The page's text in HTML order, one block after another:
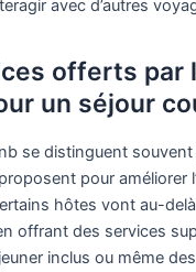
avec d’autres
offerts par
un séjour
se distinguent souvent
pour améliorer
hôtes vont au-
offrant des services
inclus ou même